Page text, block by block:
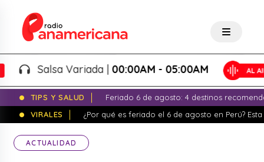
Salsa Variada |00:00AM - 05:00AM
TIPS Y SALUD
Feriado 6 de agosto: 4 destinos
VIRALES
¿Por qué es feriado el 6 de agosto en Perú?
ACTUALIDAD